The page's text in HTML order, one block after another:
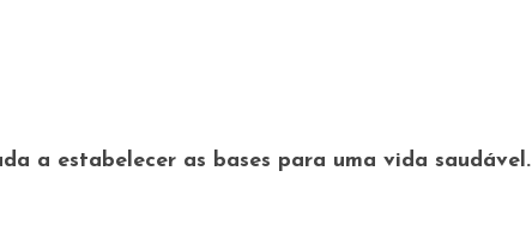
a estabelecer as bases para uma vida saudável.